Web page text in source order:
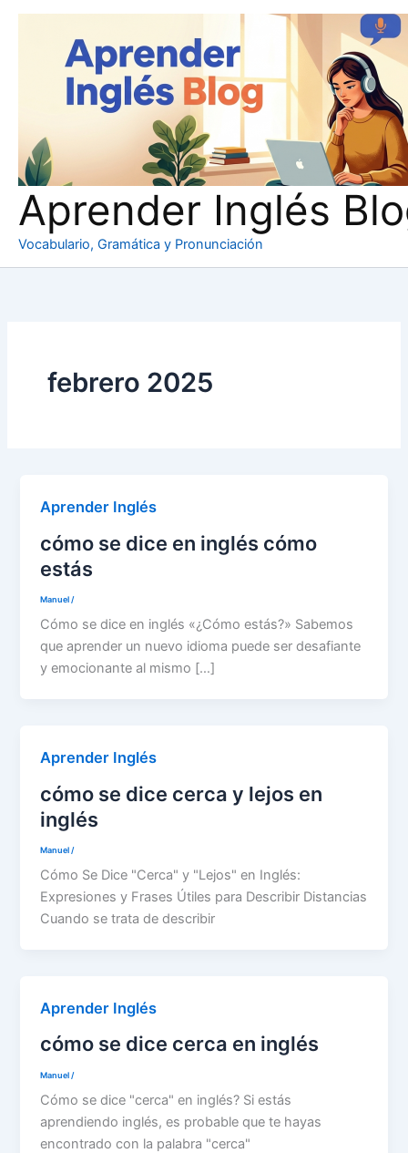
Aprender Inglés
Vocabulario, Gramática y Pronunciación
febrero 2025
Aprender Inglés
cómo se dice en inglés cómo
estás
Manuel/
Cómo se dice en inglés «¿Cómo estás?» Sabemos
que aprender un nuevo idioma puede ser desafiante
y emocionante al mismo […]
Aprender Inglés
cómo se dice cerca y lejos en
inglés
Manuel/
Cómo Se Dice "Cerca" y "Lejos" en Inglés:
Expresiones y Frases Útiles para Describir Distancias
Cuando se trata de describir
Aprender Inglés
cómo se dice cerca en inglés
Manuel/
Cómo se dice "cerca" en inglés? Si estás
aprendiendo inglés, es probable que te hayas
encontrado con la palabra "cerca"